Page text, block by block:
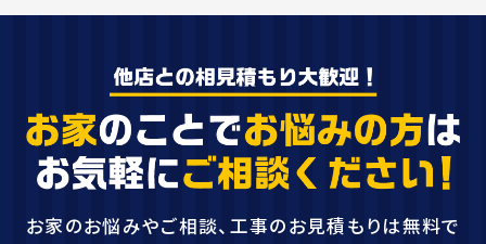
お家のお悩みやご相談、工事のお見積もりは無料で